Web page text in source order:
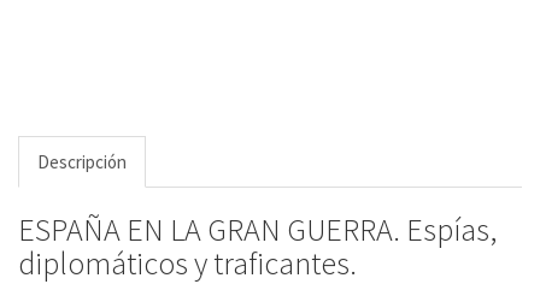
Descripción
ESPAÑA EN LA GRAN GUERRA. Espías,
diplomáticos y traficantes.